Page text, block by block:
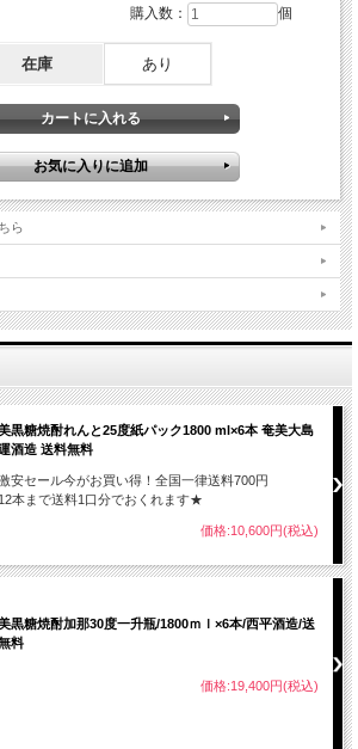
購入数： 個
在庫 あり
ら
黒糖焼酎れんと25度紙パック1800 ml×6本 奄美大島
酒造 送料無料
安セール今がお買い得！全国一律送料700円
本まで送料1口分でおくれます★
価格:10,600円(税込)
黒糖焼酎加那30度一升瓶/1800ｍｌ×6本/西平酒造/送
料
価格:19,400円(税込)